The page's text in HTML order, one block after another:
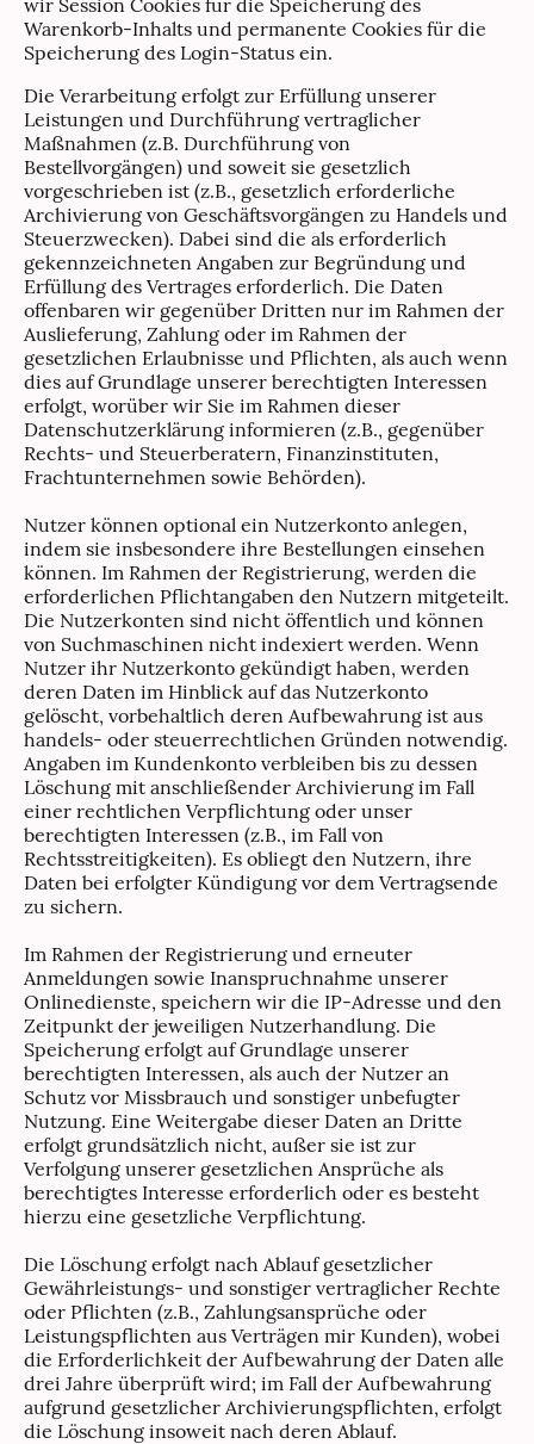
Warenkorb-Inhalts und permanente Cookies für die
Speicherung des Login-Status ein.
Die Verarbeitung erfolgt zur Erfüllung unserer
Leistungen und Durchführung vertraglicher
Maßnahmen (z.B. Durchführung von
Bestellvorgängen) und soweit sie gesetzlich
vorgeschrieben ist (z.B., gesetzlich erforderliche
Archivierung von Geschäftsvorgängen zu Handels und
Steuerzwecken). Dabei sind die als erforderlich
gekennzeichneten Angaben zur Begründung und
Erfüllung des Vertrages erforderlich. Die Daten
offenbaren wir gegenüber Dritten nur im Rahmen der
Auslieferung, Zahlung oder im Rahmen der
gesetzlichen Erlaubnisse und Pflichten, als auch wenn
dies auf Grundlage unserer berechtigten Interessen
erfolgt, worüber wir Sie im Rahmen dieser
Datenschutzerklärung informieren (z.B., gegenüber
Rechts- und Steuerberatern, Finanzinstituten,
Frachtunternehmen sowie Behörden).
Nutzer können optional ein Nutzerkonto anlegen,
indem sie insbesondere ihre Bestellungen einsehen
können. Im Rahmen der Registrierung, werden die
erforderlichen Pflichtangaben den Nutzern mitgeteilt.
Die Nutzerkonten sind nicht öffentlich und können
von Suchmaschinen nicht indexiert werden. Wenn
Nutzer ihr Nutzerkonto gekündigt haben, werden
deren Daten im Hinblick auf das Nutzerkonto
gelöscht, vorbehaltlich deren Aufbewahrung ist aus
handels- oder steuerrechtlichen Gründen notwendig.
Angaben im Kundenkonto verbleiben bis zu dessen
Löschung mit anschließender Archivierung im Fall
einer rechtlichen Verpflichtung oder unser
berechtigten Interessen (z.B., im Fall von
Rechtsstreitigkeiten). Es obliegt den Nutzern, ihre
Daten bei erfolgter Kündigung vor dem Vertragsende
zu sichern.
Im Rahmen der Registrierung und erneuter
Anmeldungen sowie Inanspruchnahme unserer
Onlinedienste, speichern wir die IP-Adresse und den
Zeitpunkt der jeweiligen Nutzerhandlung. Die
Speicherung erfolgt auf Grundlage unserer
berechtigten Interessen, als auch der Nutzer an
Schutz vor Missbrauch und sonstiger unbefugter
Nutzung. Eine Weitergabe dieser Daten an Dritte
erfolgt grundsätzlich nicht, außer sie ist zur
Verfolgung unserer gesetzlichen Ansprüche als
berechtigtes Interesse erforderlich oder es besteht
hierzu eine gesetzliche Verpflichtung.
Die Löschung erfolgt nach Ablauf gesetzlicher
Gewährleistungs- und sonstiger vertraglicher Rechte
oder Pflichten (z.B., Zahlungsansprüche oder
Leistungspflichten aus Verträgen mir Kunden), wobei
die Erforderlichkeit der Aufbewahrung der Daten alle
drei Jahre überprüft wird; im Fall der Aufbewahrung
aufgrund gesetzlicher Archivierungspflichten, erfolgt
die Löschung insoweit nach deren Ablauf.